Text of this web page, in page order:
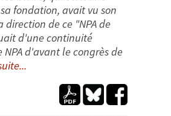
fondation, avait vu son
de ce "NPA de
d'une continuité
d'avant le congrès de